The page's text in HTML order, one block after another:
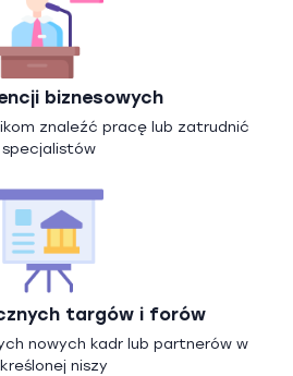
biznesowych
znaleźć pracę lub zatrudnić
specjalistów
targów i forów
nowych kadr lub partnerów w
niszy